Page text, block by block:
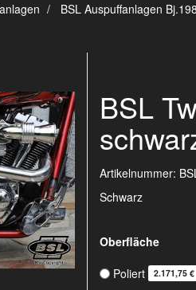
BSL Auspuffanlagen
BSL
Artikelnummer:
Schwarz
Oberfläche
Poliert
2.171,75 €